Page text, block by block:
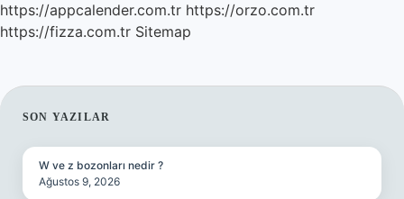
https://appcalender.com.tr https://orzo.com.tr
https://fizza.com.tr Sitemap
SIDEBAR
SON YAZILAR
W ve z bozonları nedir ?
Ağustos 9, 2026